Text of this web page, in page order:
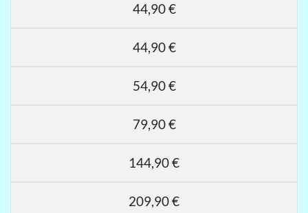
44,90 €
44,90 €
54,90 €
79,90 €
144,90 €
209,90 €